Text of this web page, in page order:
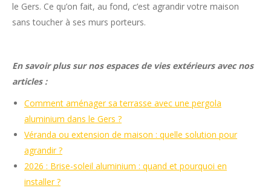
le Gers. Ce qu’on fait, au fond, c’est agrandir votre maison
sans toucher à ses murs porteurs.
En savoir plus sur nos espaces de vies extérieurs avec nos
articles :
Comment aménager sa terrasse avec une pergola
aluminium dans le Gers ?
Véranda ou extension de maison : quelle solution pour
agrandir ?
2026 : Brise-soleil aluminium : quand et pourquoi en
installer ?